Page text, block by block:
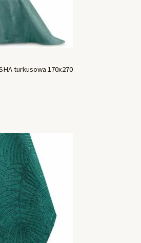
turkusowa 170x270